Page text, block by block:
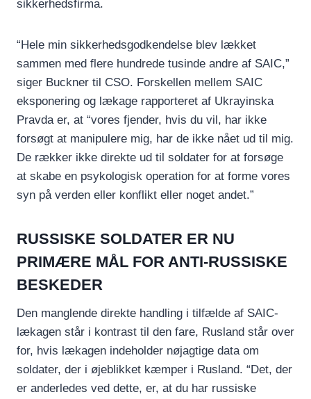
sikkerhedsfirma.
“Hele min sikkerhedsgodkendelse blev lækket
sammen med flere hundrede tusinde andre af SAIC,”
siger Buckner til CSO. Forskellen mellem SAIC
eksponering og lækage rapporteret af Ukrayinska
Pravda er, at “vores fjender, hvis du vil, har ikke
forsøgt at manipulere mig, har de ikke nået ud til mig.
De rækker ikke direkte ud til soldater for at forsøge
at skabe en psykologisk operation for at forme vores
syn på verden eller konflikt eller noget andet.”
RUSSISKE SOLDATER ER NU
PRIMÆRE MÅL FOR ANTI-RUSSISKE
BESKEDER
Den manglende direkte handling i tilfælde af SAIC-
lækagen står i kontrast til den fare, Rusland står over
for, hvis lækagen indeholder nøjagtige data om
soldater, der i øjeblikket kæmper i Rusland. “Det, der
er anderledes ved dette, er, at du har russiske